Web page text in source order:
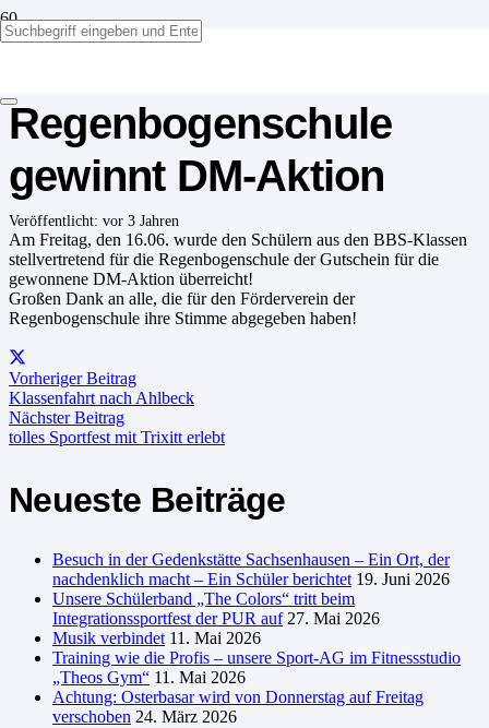
Regenbogenschule
gewinnt DM-Aktion
Veröffentlicht: vor 3 Jahren
Am Freitag, den 16.06. wurde den Schülern aus den BBS-Klassen
stellvertretend für die Regenbogenschule der Gutschein für die
gewonnene DM-Aktion überreicht!
Großen Dank an alle, die für den Förderverein der
Regenbogenschule ihre Stimme abgegeben haben!
Vorheriger Beitrag
Klassenfahrt nach Ahlbeck
Nächster Beitrag
tolles Sportfest mit Trixitt erlebt
Neueste Beiträge
Besuch in der Gedenkstätte Sachsenhausen – Ein Ort, der
nachdenklich macht – Ein Schüler berichtet 19. Juni 2026
Unsere Schülerband „The Colors“ tritt beim
Integrationssportfest der PUR auf 27. Mai 2026
Musik verbindet 11. Mai 2026
Training wie die Profis – unsere Sport-AG im Fitnessstudio
„Theos Gym“ 11. Mai 2026
Achtung: Osterbasar wird von Donnerstag auf Freitag
verschoben 24. März 2026